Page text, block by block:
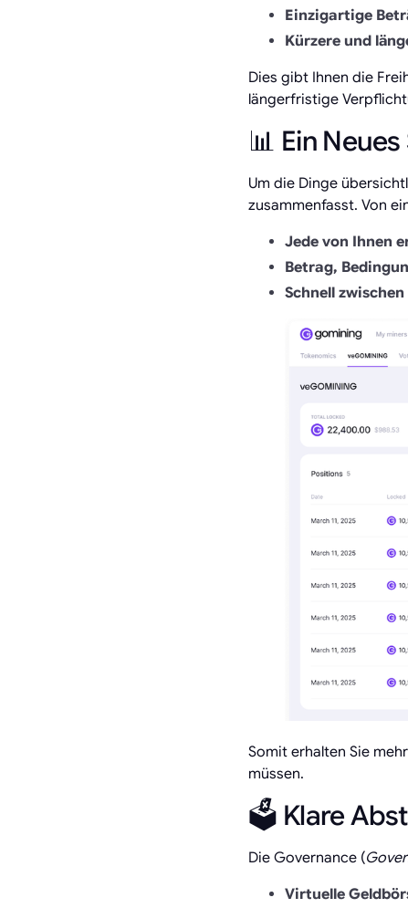
Einzigartige
Kürzere und
Dies gibt Ihnen die
längerfristige
📊 Ein
Um die Dinge
zusammenfasst. Von
Jede von Ihnen
Betrag,
Schnell
Somit erhalten Sie
müssen.
🗳️ Klare
Die Governance (
Virtuelle